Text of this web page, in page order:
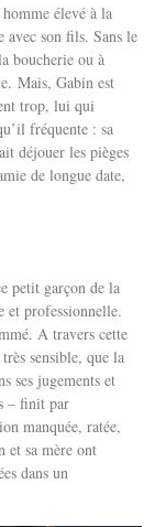
élevé à la
avec son fils. Sans le
boucherie ou à
Mais, Gabin est
trop, lui qui
fréquente : sa
déjouer les pièges
de longue date,
petit garçon de la
et professionnelle.
A travers cette
sensible, que la
ses jugements et
– finit par
manquée, ratée,
et sa mère ont
dans un